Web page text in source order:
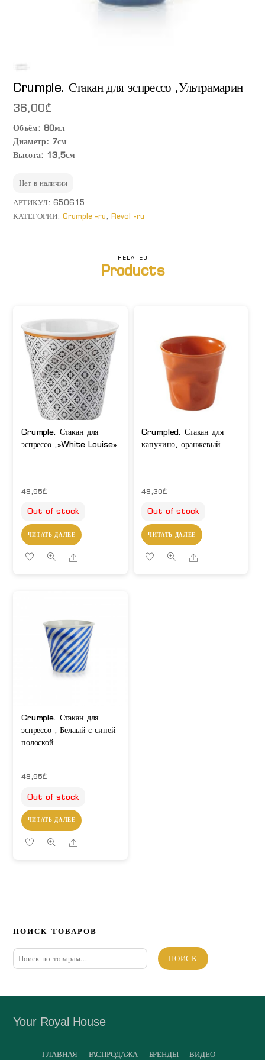
Crumple. Стакан для эспрессо ,Ультрамарин
36,00₾
Объём: 80мл
Диаметр: 7см
Высота: 13,5см
Нет в наличии
АРТИКУЛ:650615
КАТЕГОРИИ:Crumple -ru,Revol -ru
RELATED
Products
Crumple. Стакан для
эспрессо ,»White Louise»
48,95₾
Out of stock
ЧИТАТЬ ДАЛЕЕ
Share
Crumpled. Стакан для
капучино, оранжевый
48,30₾
Out of stock
ЧИТАТЬ ДАЛЕЕ
Share
Crumple. Стакан для
эспрессо , Белаый с синей
полоской
48,95₾
Out of stock
ЧИТАТЬ ДАЛЕЕ
Share
ПОИСК ТОВАРОВ
Искать:
ПОИСК
Your Royal House
ГЛАВНАЯ РАСПРОДАЖА БРЕНДЫ ВИДЕО